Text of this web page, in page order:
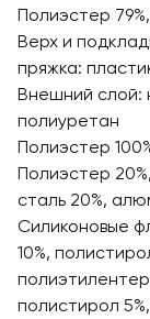
Полиэстер
Верх и
пряжка:
Внешний слой:
полиуретан
Полиэстер
Полиэстер
сталь 20%,
Силиконовые
10%,
полистирол